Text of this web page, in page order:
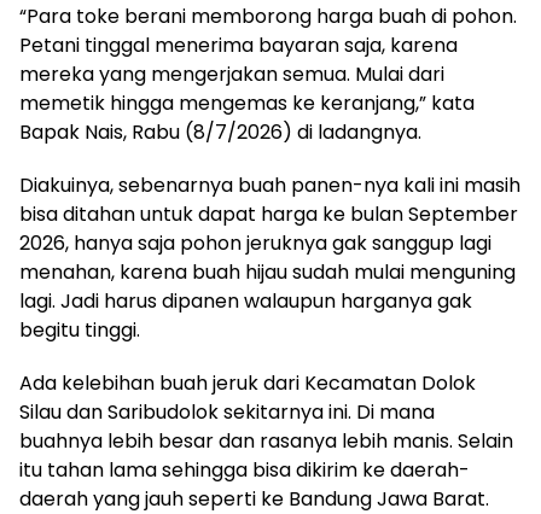
“Para toke berani memborong harga buah di pohon.
Petani tinggal menerima bayaran saja, karena
mereka yang mengerjakan semua. Mulai dari
memetik hingga mengemas ke keranjang,” kata
Bapak Nais, Rabu (8/7/2026) di ladangnya.
Diakuinya, sebenarnya buah panen-nya kali ini masih
bisa ditahan untuk dapat harga ke bulan September
2026, hanya saja pohon jeruknya gak sanggup lagi
menahan, karena buah hijau sudah mulai menguning
lagi. Jadi harus dipanen walaupun harganya gak
begitu tinggi.
Ada kelebihan buah jeruk dari Kecamatan Dolok
Silau dan Saribudolok sekitarnya ini. Di mana
buahnya lebih besar dan rasanya lebih manis. Selain
itu tahan lama sehingga bisa dikirim ke daerah-
daerah yang jauh seperti ke Bandung Jawa Barat.